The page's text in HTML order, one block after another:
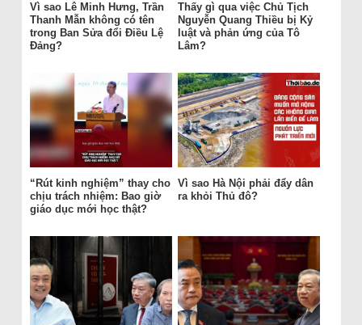
Vì sao Lê Minh Hưng, Trần
Thanh Mẫn không có tên
trong Ban Sửa đổi Điều Lệ
Đảng?
Thấy gì qua việc Chủ Tịch
Nguyễn Quang Thiều bị Kỷ
luật và phản ứng của Tô
Lâm?
“Rút kinh nghiệm” thay cho
chịu trách nhiệm: Bao giờ
giáo dục mới học thật?
Vì sao Hà Nội phải đẩy dân
ra khỏi Thủ đô?